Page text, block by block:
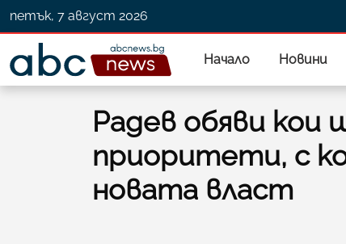
петък, 7 август 2026
Начало Новини
Радев обяви кои
приоритети, с
новата власт